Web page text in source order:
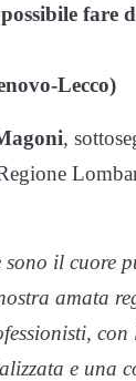
fare
Lecco)
,
il cuore
amata
e una